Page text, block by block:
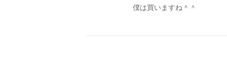
僕は買いますね＾＾